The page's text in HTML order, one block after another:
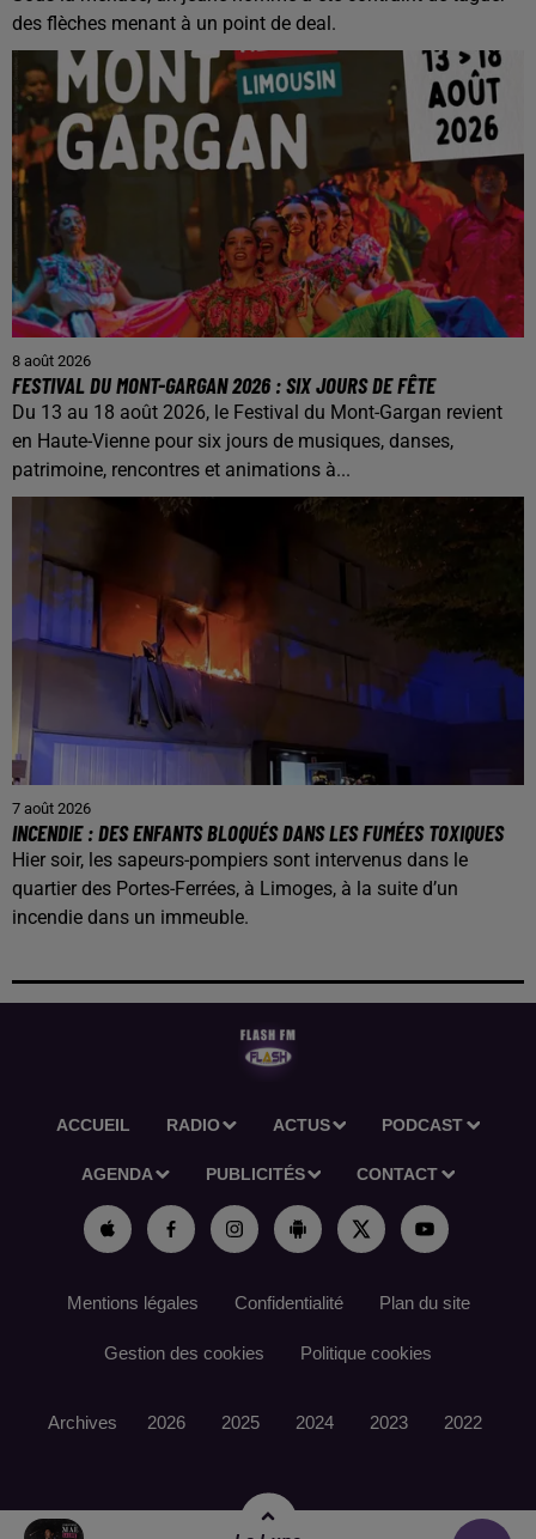
des flèches menant à un point de deal.
8 août 2026
FESTIVAL DU MONT-GARGAN 2026 : SIX JOURS DE FÊTE
Du 13 au 18 août 2026, le Festival du Mont-Gargan revient
en Haute-Vienne pour six jours de musiques, danses,
patrimoine, rencontres et animations à...
7 août 2026
INCENDIE : DES ENFANTS BLOQUÉS DANS LES FUMÉES TOXIQUES
Hier soir, les sapeurs-pompiers sont intervenus dans le
quartier des Portes-Ferrées, à Limoges, à la suite d’un
incendie dans un immeuble.
ACCUEIL RADIO ACTUS PODCAST
AGENDA PUBLICITÉS CONTACT
Mentions légales Confidentialité Plan du site
Gestion des cookies Politique cookies
Archives 2026 2025 2024 2023 2022